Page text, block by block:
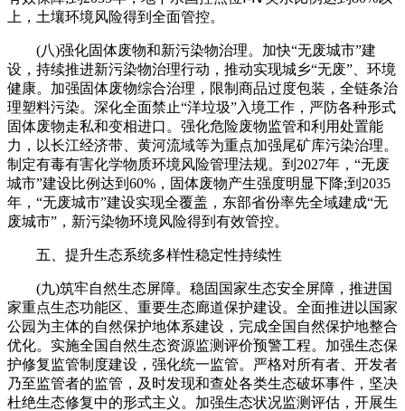
上，土壤环境风险得到全面管控。
(八)强化固体废物和新污染物治理。加快“无废城市”建
设，持续推进新污染物治理行动，推动实现城乡“无废”、环境
健康。加强固体废物综合治理，限制商品过度包装，全链条治
理塑料污染。深化全面禁止“洋垃圾”入境工作，严防各种形式
固体废物走私和变相进口。强化危险废物监管和利用处置能
力，以长江经济带、黄河流域等为重点加强尾矿库污染治理。
制定有毒有害化学物质环境风险管理法规。到2027年，“无废
城市”建设比例达到60%，固体废物产生强度明显下降;到2035
年，“无废城市”建设实现全覆盖，东部省份率先全域建成“无
废城市”，新污染物环境风险得到有效管控。
五、提升生态系统多样性稳定性持续性
(九)筑牢自然生态屏障。稳固国家生态安全屏障，推进国
家重点生态功能区、重要生态廊道保护建设。全面推进以国家
公园为主体的自然保护地体系建设，完成全国自然保护地整合
优化。实施全国自然生态资源监测评价预警工程。加强生态保
护修复监管制度建设，强化统一监管。严格对所有者、开发者
乃至监管者的监管，及时发现和查处各类生态破坏事件，坚决
杜绝生态修复中的形式主义。加强生态状况监测评估，开展生